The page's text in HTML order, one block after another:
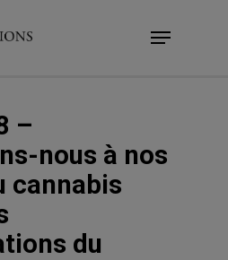
Menu
–
nous à nos
cannabis
du